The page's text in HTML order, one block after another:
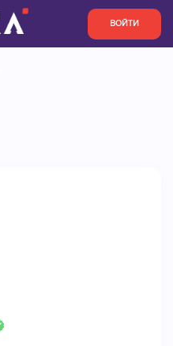
ВОЙТИ